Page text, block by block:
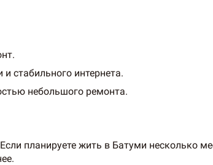
стабильного интернета.
небольшого ремонта.
планируете жить в Батуми несколько